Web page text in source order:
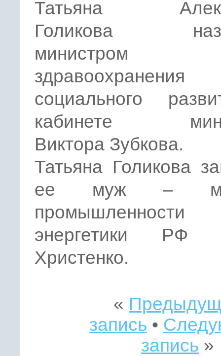
Татьяна
Голикова
министром
социального
кабинете
Виктора Зубкова.
Татьяна Голикова
ее муж –
энергетики РФ
Христенко.
«
запись •
запись »